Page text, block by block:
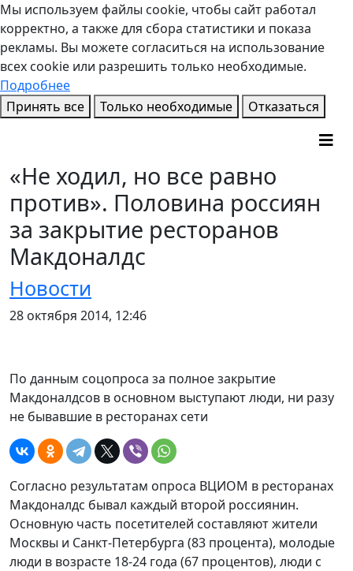
Мы используем файлы cookie, чтобы сайт работал
корректно, а также для сбора статистики и показа
рекламы. Вы можете согласиться на использование
всех cookie или разрешить только необходимые.
Подробнее
Принять все
Только необходимые Отказаться
«Не ходил, но все равно
против». Половина россиян
за закрытие ресторанов
Макдоналдс
Новости
28 октября 2014, 12:46
По данным соцопроса за полное закрытие
Макдоналдсов в основном выступают люди, ни разу
не бывавшие в ресторанах сети
Согласно результатам опроса ВЦИОМ в ресторанах
Макдоналдс бывал каждый второй россиянин.
Основную часть посетителей составляют жители
Москвы и Санкт-Петербурга (83 процента), молодые
люди в возрасте 18-24 года (67 процентов), люди с